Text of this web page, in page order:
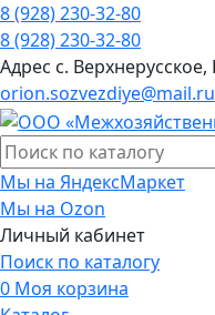
8 (928) 230-32-80
8 (928) 230-32-80
Адрес с.
orion.sozvezdiye@mail.ru
Мы на ЯндексМаркет
Мы на Ozon
Личный кабинет
Поиск по каталогу
0 Моя корзина